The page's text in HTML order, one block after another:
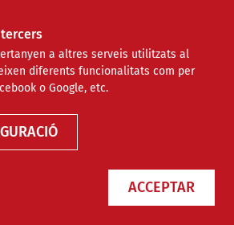
a altres serveis utilitzats al
diferents funcionalitats com per
o Google, etc.
ACCEPTAR
dia significatiu pel